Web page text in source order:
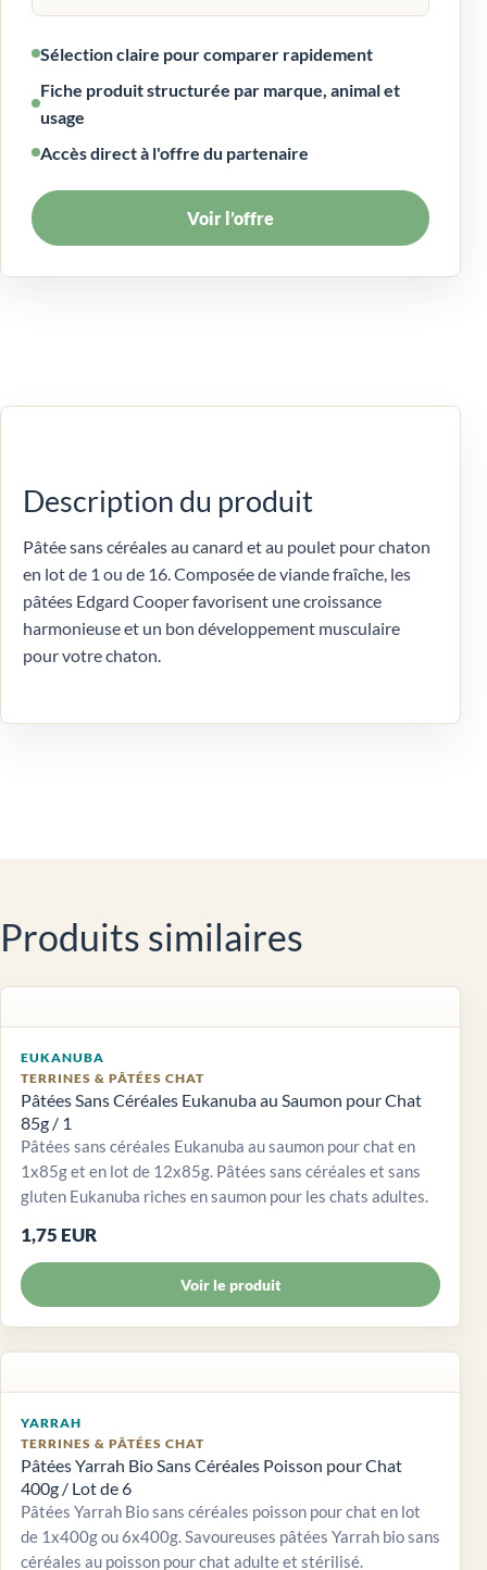
Sélection claire pour comparer rapidement
Fiche produit structurée par marque, animal et
usage
Accès direct à l'offre du partenaire
Voir l’offre
Description du produit
Pâtée sans céréales au canard et au poulet pour chaton
en lot de 1 ou de 16. Composée de viande fraîche, les
pâtées Edgard Cooper favorisent une croissance
harmonieuse et un bon développement musculaire
pour votre chaton.
Produits similaires
EUKANUBA
TERRINES & PÂTÉES CHAT
Pâtées Sans Céréales Eukanuba au Saumon pour Chat
85g / 1
Pâtées sans céréales Eukanuba au saumon pour chat en
1x85g et en lot de 12x85g. Pâtées sans céréales et sans
gluten Eukanuba riches en saumon pour les chats adultes.
1,75 EUR
Voir le produit
YARRAH
TERRINES & PÂTÉES CHAT
Pâtées Yarrah Bio Sans Céréales Poisson pour Chat
400g / Lot de 6
Pâtées Yarrah Bio sans céréales poisson pour chat en lot
de 1x400g ou 6x400g. Savoureuses pâtées Yarrah bio sans
céréales au poisson pour chat adulte et stérilisé.